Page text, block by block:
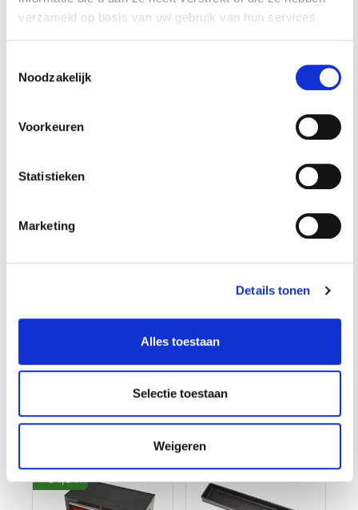
verzameld op basis van uw gebruik van hun services.
Noodzakelijk
Voorkeuren
Statistieken
Marketing
Details tonen
Alles toestaan
Selectie toestaan
Weigeren
rode kunststof
Incl. BTW / Excl.
-€ 1,34